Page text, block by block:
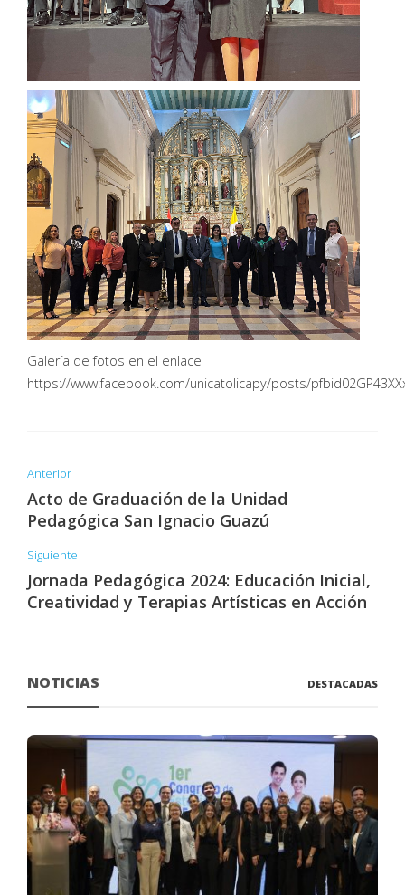
Galería de fotos en el enlace
https://www.facebook.com/unicatolicapy/posts/
Anterior
Acto de Graduación de la Unidad
Pedagógica San Ignacio Guazú
Siguiente
Jornada Pedagógica 2024: Educación Inicial,
Creatividad y Terapias Artísticas en Acción
NOTICIAS DESTACADAS